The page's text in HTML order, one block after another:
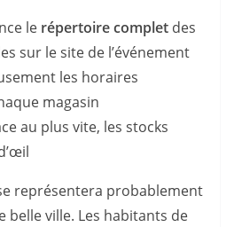
le répertoire complet des
sur le site de l’événement
les horaires
magasin
au plus vite, les stocks
représentera probablement
belle ville. Les habitants de